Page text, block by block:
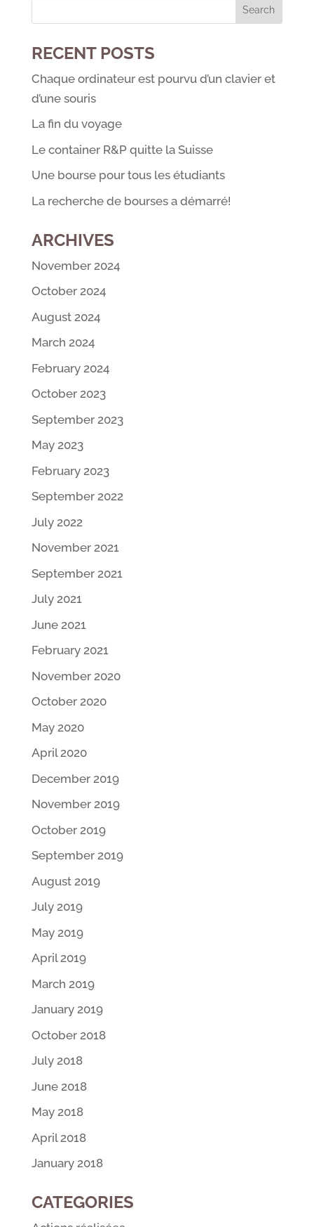
RECENT POSTS
Chaque ordinateur est pourvu d’un clavier et
d’une souris
La fin du voyage
Le container R&P quitte la Suisse
Une bourse pour tous les étudiants
La recherche de bourses a démarré!
ARCHIVES
November 2024
October 2024
August 2024
March 2024
February 2024
October 2023
September 2023
May 2023
February 2023
September 2022
July 2022
November 2021
September 2021
July 2021
June 2021
February 2021
November 2020
October 2020
May 2020
April 2020
December 2019
November 2019
October 2019
September 2019
August 2019
July 2019
May 2019
April 2019
March 2019
January 2019
October 2018
July 2018
June 2018
May 2018
April 2018
January 2018
CATEGORIES